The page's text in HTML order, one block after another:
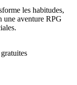
les habitudes,
une aventure RPG